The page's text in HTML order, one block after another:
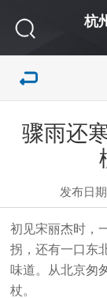
杭
骤雨还
发布日
初见宋丽杰时，
拐，还有一口东
味道。从北京匆
杖。